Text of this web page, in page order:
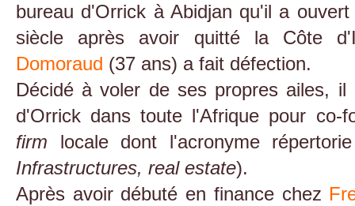
bureau d'Orrick à Abidjan qu'il a
siècle après avoir quitté la Côte
Domoraud (37 ans) a fait défection.
Décidé à voler de ses propres ailes,
d'Orrick dans toute l'Afrique pour co-
firm locale dont l'acronyme
Infrastructures, real estate).
Après avoir débuté en finance chez